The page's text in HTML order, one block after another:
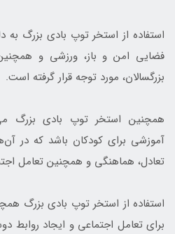
استفاده از استخر توپ بادی بزرگ
فضایی امن و باز، ورزشی و
بزرگسالان، مورد توجه قرار گرفته است.
همچنین استخر توپ بادی بزرگ
آموزشی برای کودکان باشد که در
تعادل، هماهنگی و همچنین تعامل
استفاده از استخر توپ بادی بزرگ
برای تعامل اجتماعی و ایجاد روابط